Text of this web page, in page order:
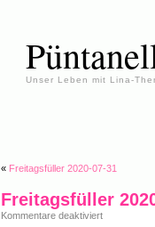
Unser Leben mit Lina-
« Freitagsfüller 2020-07-31
Freitagsfüller
Kommentare deaktiviertfür